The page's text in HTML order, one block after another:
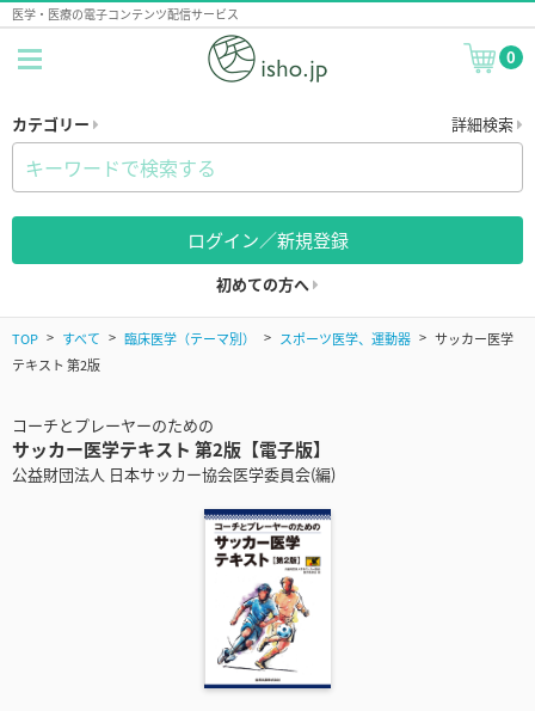
医学・医療の電子コンテンツ配信サービス
0
カテゴリー 詳細検索
ログイン／新規登録
初めての方へ
TOP すべて 臨床医学（テーマ別） スポーツ医学、運動器
サッカー医学
テキスト 第2版
コーチとプレーヤーのための
サッカー医学テキスト 第2版【電子版】
公益財団法人 日本サッカー協会医学委員会(編)